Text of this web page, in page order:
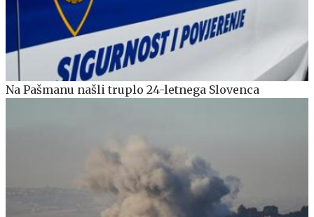
Na Pašmanu našli truplo 24-letnega Slovenca